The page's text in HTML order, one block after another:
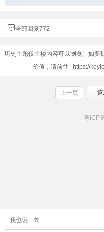
全部回复772
历史主题仅主楼内容可以浏览。如要
价值，请前往
https://
上一页 第
粤ICP